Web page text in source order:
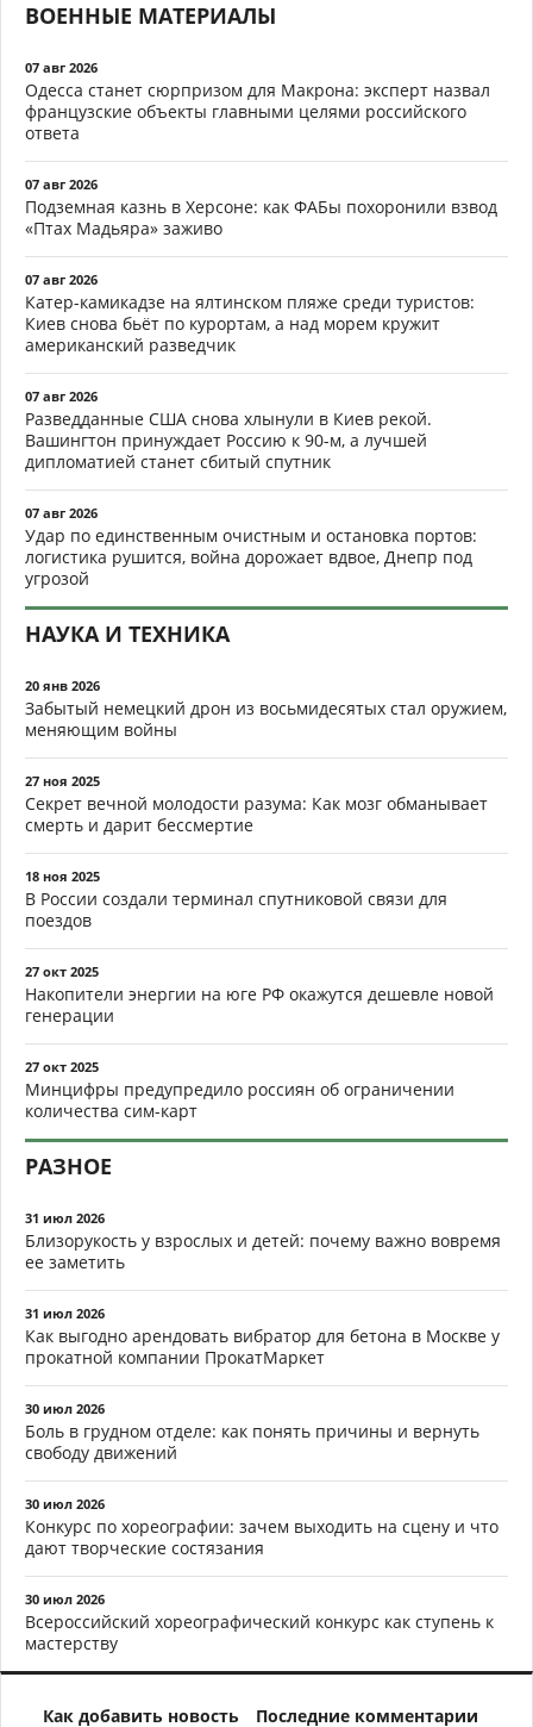
ВОЕННЫЕ МАТЕРИАЛЫ
07 авг 2026
Одесса станет сюрпризом для Макрона: эксперт назвал
французские объекты главными целями российского
ответа
07 авг 2026
Подземная казнь в Херсоне: как ФАБы похоронили взвод
«Птах Мадьяра» заживо
07 авг 2026
Катер-камикадзе на ялтинском пляже среди туристов:
Киев снова бьёт по курортам, а над морем кружит
американский разведчик
07 авг 2026
Разведданные США снова хлынули в Киев рекой.
Вашингтон принуждает Россию к 90-м, а лучшей
дипломатией станет сбитый спутник
07 авг 2026
Удар по единственным очистным и остановка портов:
логистика рушится, война дорожает вдвое, Днепр под
угрозой
НАУКА И ТЕХНИКА
20 янв 2026
Забытый немецкий дрон из восьмидесятых стал оружием,
меняющим войны
27 ноя 2025
Секрет вечной молодости разума: Как мозг обманывает
смерть и дарит бессмертие
18 ноя 2025
В России создали терминал спутниковой связи для
поездов
27 окт 2025
Накопители энергии на юге РФ окажутся дешевле новой
генерации
27 окт 2025
Минцифры предупредило россиян об ограничении
количества сим-карт
РАЗНОЕ
31 июл 2026
Близорукость у взрослых и детей: почему важно вовремя
ее заметить
31 июл 2026
Как выгодно арендовать вибратор для бетона в Москве у
прокатной компании ПрокатМаркет
30 июл 2026
Боль в грудном отделе: как понять причины и вернуть
свободу движений
30 июл 2026
Конкурс по хореографии: зачем выходить на сцену и что
дают творческие состязания
30 июл 2026
Всероссийский хореографический конкурс как ступень к
мастерству
Как добавить новость Последние комментарии